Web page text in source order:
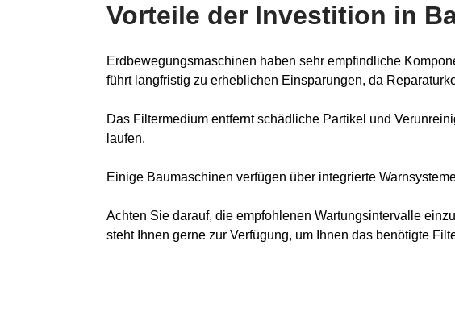
Vorteile der Investition in
Erdbewegungsmaschinen haben sehr empfindliche
führt langfristig zu erheblichen Einsparungen, da
Das Filtermedium entfernt schädliche Partikel und
laufen.
Einige Baumaschinen verfügen über integrierte
Achten Sie darauf, die empfohlenen Wartungsintervalle
steht Ihnen gerne zur Verfügung, um Ihnen das benötigte